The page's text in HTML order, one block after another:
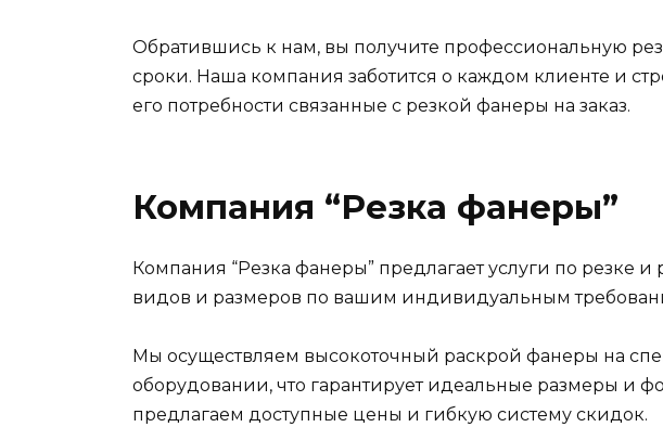
Обратившись к нам, вы получите профессиональную
сроки. Наша компания заботится о каждом клиенте и
его потребности связанные с резкой фанеры на заказ.
Компания “Резка фанеры”
Компания “Резка фанеры” предлагает услуги по резке
видов и размеров по вашим индивидуальным
Мы осуществляем высокоточный раскрой фанеры на
оборудовании, что гарантирует идеальные размеры и
предлагаем доступные цены и гибкую систему скидок.